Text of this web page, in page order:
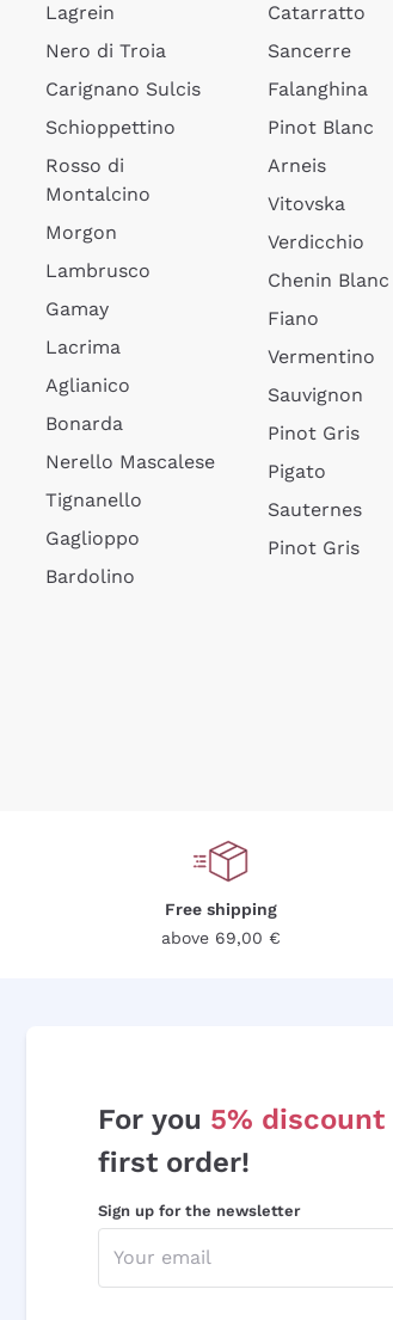
Lagrein
Nero di Troia
Carignano Sulcis
Schioppettino
Rosso di
Montalcino
Morgon
Lambrusco
Gamay
Lacrima
Aglianico
Bonarda
Nerello Mascalese
Tignanello
Gaglioppo
Bardolino
Catarratto
Sancerre
Falanghina
Pinot Blanc
Arneis
Vitovska
Verdicchio
Chenin Blanc
Fiano
Vermentino
Sauvignon
Pinot Gris
Pigato
Sauternes
Pinot Gris
Free shipping
above 69,00 €
For you 5% discount
first order!
Sign up for the newsletter